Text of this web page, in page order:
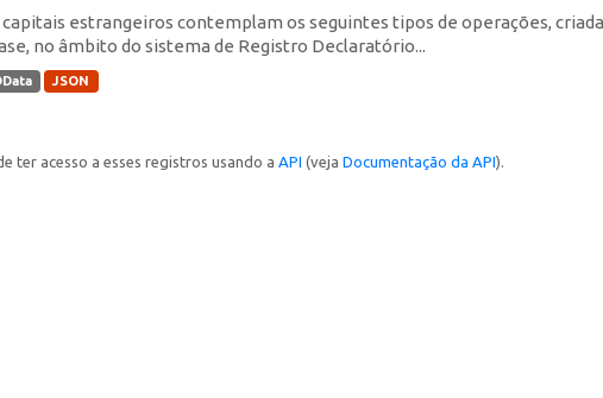
estrangeiros contemplam os seguintes tipos de operações,
no âmbito do sistema de Registro Declaratório...
JSON
ter acesso a esses registros usando a API (veja Documentação da API).